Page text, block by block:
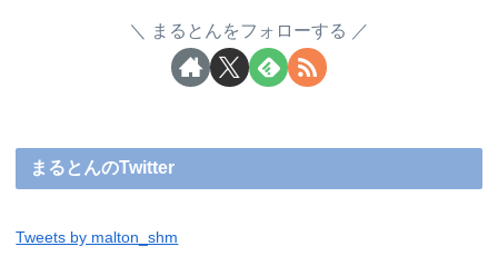
まるとんをフォローする
まるとんのTwitter
Tweets by malton_shm